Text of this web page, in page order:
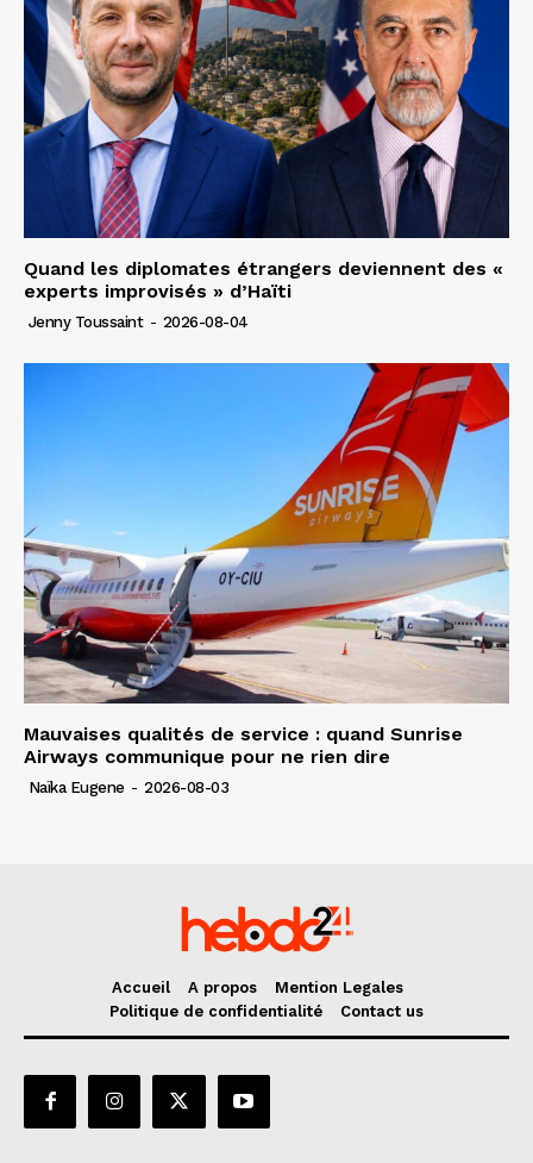
Quand les diplomates étrangers deviennent des «
experts improvisés » d’Haïti
Jenny Toussaint - 2026-08-04
Mauvaises qualités de service : quand Sunrise
Airways communique pour ne rien dire
Naïka Eugene - 2026-08-03
Accueil A propos
Mention Legales
Politique de confidentialité
Contact us